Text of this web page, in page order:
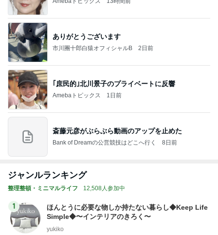
ありがとうございます
市川團十郎白猿オフィシャルB 2日前
｢庶民的｣北川景子のプライベートに反響
Amebaトピックス 1日前
斎藤元彦がぶらぶら動画のアップを止めた
Bank of Dreamの公営競技はどこへ行く 8日前
ジャンルランキング
整理整頓・ミニマルライフ 12,508人参加中
1
ほんとうに必要な物しか持たない暮らし◆Keep Life
Simple◆〜インテリアのきろく〜
yukiko